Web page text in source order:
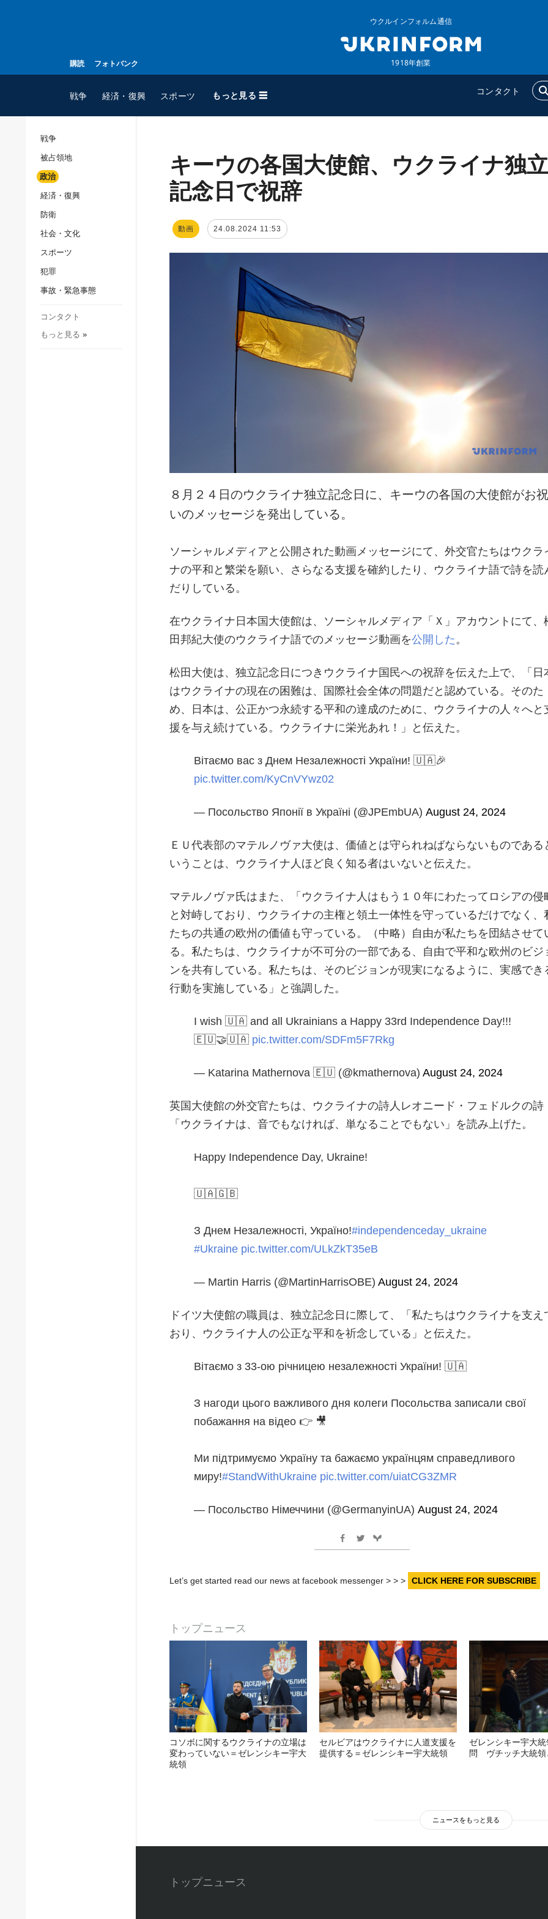
購読 フォトバンク
ウクルインフォルム通信
1918年創業
戦争 経済・復興 スポーツ もっと見る ☰ コンタクト
スポーツ
ウクルインフォルム
ウクルインフォルムについ
て
追加
戦争
被占領地
政治
経済・復興
防衛
社会・文化
スポーツ
犯罪
事故・緊急事態
コンタクト
もっと見る »
キーウの各国大使館、ウクライナ独立
記念日で祝辞
動画 24.08.2024 11:53
８月２４日のウクライナ独立記念日に、キーウの各国の大使館がお祝
いのメッセージを発出している。
ソーシャルメディアと公開された動画メッセージにて、外交官たちはウクラ
ナの平和と繁栄を願い、さらなる支援を確約したり、ウクライナ語で詩を読
だりしている。
在ウクライナ日本国大使館は、ソーシャルメディア「Ｘ」アカウントにて、
田邦紀大使のウクライナ語でのメッセージ動画を公開した 。
松田大使は、独立記念日につきウクライナ国民への祝辞を伝えた上で、「日
はウクライナの現在の困難は、国際社会全体の問題だと認めている。そのた
め、日本は、公正かつ永続する平和の達成のために、ウクライナの人々へと
援を与え続けている。ウクライナに栄光あれ！」と伝えた。
Вітаємо вас з Днем Незалежності України! 🇺🇦🎉
pic.twitter.com/KyCnVYwz02
— Посольство Японії в Україні (@JPEmbUA) August 24, 2024
ＥＵ代表部のマテルノヴァ大使は、価値とは守られねばならないものである
いうことは、ウクライナ人ほど良く知る者はいないと伝えた。
マテルノヴァ氏はまた、「ウクライナ人はもう１０年にわたってロシアの侵
と対峙しており、ウクライナの主権と領土一体性を守っているだけでなく、
たちの共通の欧州の価値も守っている。（中略）自由が私たちを団結させて
る。私たちは、ウクライナが不可分の一部である、自由で平和な欧州のビジ
ンを共有している。私たちは、そのビジョンが現実になるように、実感でき
行動を実施している」と強調した。
I wish 🇺🇦 and all Ukrainians a Happy 33rd Independence Day!!!
🇪🇺🤝🇺🇦 pic.twitter.com/SDFm5F7Rkg
— Katarina Mathernova 🇪🇺 (@kmathernova) August 24, 2024
英国大使館の外交官たちは、ウクライナの詩人レオニード・フェドルクの詩
「ウクライナは、音でもなければ、単なることでもない」を読み上げた。
Happy Independence Day, Ukraine!
🇺🇦🇬🇧
З Днем Незалежності, Україно!#independenceday_ukraine
#Ukraine pic.twitter.com/ULkZkT35eB
— Martin Harris (@MartinHarrisOBE) August 24, 2024
ドイツ大使館の職員は、独立記念日に際して、「私たちはウクライナを支え
おり、ウクライナ人の公正な平和を祈念している」と伝えた。
Вітаємо з 33-ою річницею незалежності України! 🇺🇦
З нагоди цього важливого дня колеги Посольства записали свої
побажання на відео 👉 🎥
Ми підтримуємо Україну та бажаємо українцям справедливого
миру!#StandWithUkraine pic.twitter.com/uiatCG3ZMR
— Посольство Німеччини (@GermanyinUA) August 24, 2024
Let’s get started read our news at facebook messenger > > > CLICK HERE FOR SUBSCRIBE
トップニュース
コソボに関するウクライナの立場は
変わっていない＝ゼレンシキー宇大
統領
セルビアはウクライナに人道支援を
提供する＝ゼレンシキー宇大統領
ゼレンシキー宇大
問 ヴチッチ大統領
ニュースをもっと見る
トップニュース